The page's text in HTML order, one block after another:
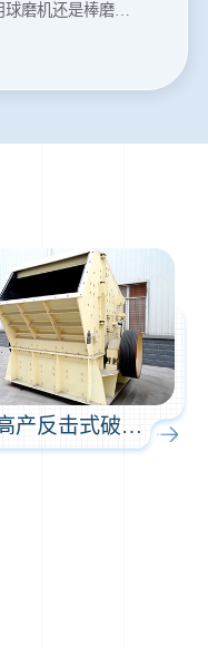
磨机？每小时100吨价格。
吨一套多少钱？
？提供型号和参数。
吨/小时，提供设备选型和报价。
碎机？推荐用什么型号？
高产反击式破碎机